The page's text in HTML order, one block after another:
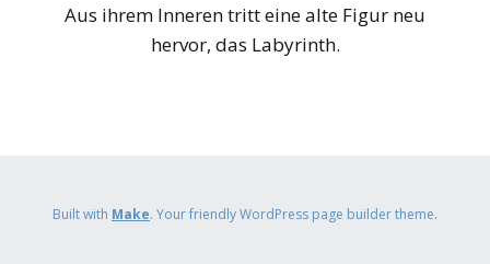
Aus ihrem Inneren tritt eine alte Figur neu
hervor, das Labyrinth.
Built with Make. Your friendly WordPress page builder theme.